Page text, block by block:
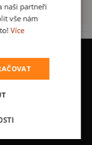
naši partneři
vše nám
Více